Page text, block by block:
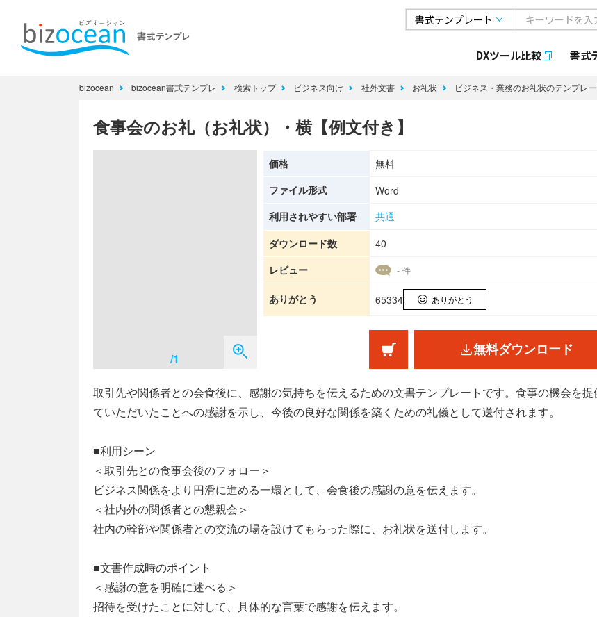
DXツール比較 書式
bizocean bizocean書式テンプレ 検索トップ ビジネス向け 社外文書 お礼状 ビジネス・業務のお礼状のテンプレ
食事会のお礼（お礼状）・横【例文付き】
/1
価格
無料
ファイル形式
Word
利用されやすい部署
共通
ダウンロード数
40
レビュー
- 件
ありがとう 65334 ありがとう
無料ダウンロード
取引先や関係者との会食後に、感謝の気持ちを伝えるための文書テンプレートです。食事の機会を提
ていただいたことへの感謝を示し、今後の良好な関係を築くための礼儀として送付されます。
■利用シーン
＜取引先との食事会後のフォロー＞
ビジネス関係をより円滑に進める一環として、会食後の感謝の意を伝えます。
＜社内外の関係者との懇親会＞
社内の幹部や関係者との交流の場を設けてもらった際に、お礼状を送付します。
■文書作成時のポイント
＜感謝の意を明確に述べる＞
招待を受けたことに対して、具体的な言葉で感謝を伝えます。